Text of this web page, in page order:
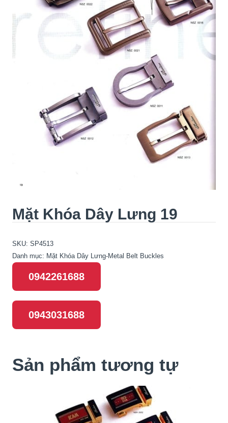
Mặt Khóa Dây Lưng 19
SKU: SP4513
Danh mục: Mặt Khóa Dây Lưng-Metal Belt Buckles
0942261688
0943031688
Sản phẩm tương tự